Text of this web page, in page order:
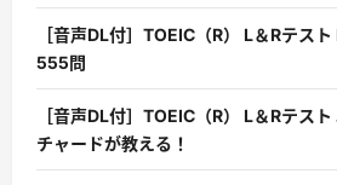
［音声DL付］TOEIC（R） L＆Rテス
555問
［音声DL付］TOEIC（R） L＆Rテス
チャードが教える！